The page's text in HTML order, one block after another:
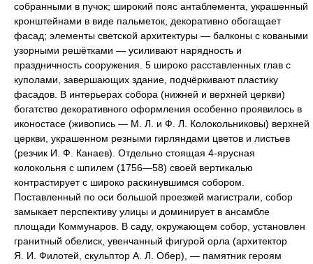
собранными в пучок; широкий пояс антаблемента, украшенный
кронштейнами в виде пальметок, декоративно обогащает
фасад; элементы светской архитектуры — балконы с коваными
узорными решётками — усиливают нарядность и
праздничность сооружения. 5 широко расставленных глав с
куполами, завершающих здание, подчёркивают пластику
фасадов. В интерьерах собора (нижней и верхней церкви)
богатство декоративного оформления особенно проявилось в
иконостасе (живопись — М. Л. и Ф. Л. Колокольниковы) верхней
церкви, украшенном резными гирляндами цветов и листьев
(резчик И. Ф. Канаев). Отдельно стоящая 4-ярусная
колокольня с шпилем (1756—58) своей вертикалью
контрастирует с широко раскинувшимся собором.
Поставленный по оси большой проезжей магистрали, собор
замыкает перспективу улицы и доминирует в ансамбле
площади Коммунаров. В саду, окружающем собор, установлен
гранитный обелиск, увенчанный фигурой орла (архитектор
Я. И. Филотей, скульптор А. Л. Обер), — памятник героям